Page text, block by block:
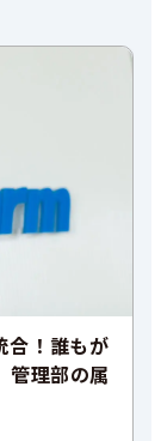
合！誰もが
管理部の属